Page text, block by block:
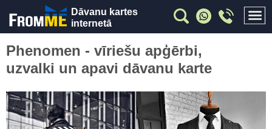
Dāvanu kartes
internetā
Phenomen - vīriešu apģērbi,
uzvalki un apavi dāvanu karte